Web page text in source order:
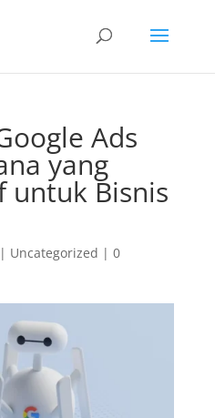
Ads
yang
untuk Bisnis
Uncategorized | 0